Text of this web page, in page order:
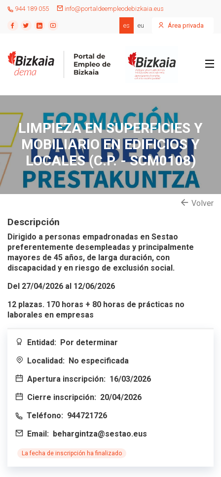
944 189 055 info@portaldeempleodebizkaia.eus
es eu Área privada
LIMPIEZA EN SUPERFICIES Y
MOBILIARIO EN EDIFICIOS Y
LOCALES (C.P. - SCM0108)
Volver
Descripción
Dirigido a personas empadronadas en Sestao
preferentemente desempleadas y principalmente
mayores de 45 años, de larga duración, con
discapacidad y en riesgo de exclusión social.
Del 27/04/2026 al 12/06/2026
12 plazas. 170 horas + 80 horas de prácticas no
laborales en empresas
Entidad: Por determinar
Localidad: No especificada
Apertura inscripción: 16/03/2026
Cierre inscripción: 20/04/2026
Teléfono: 944721726
Email: behargintza@sestao.eus
La fecha de inscripción ha finalizado